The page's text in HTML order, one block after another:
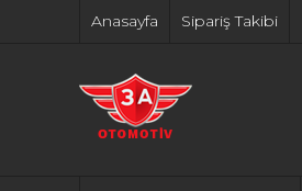
Anasayfa Sipariş Takibi